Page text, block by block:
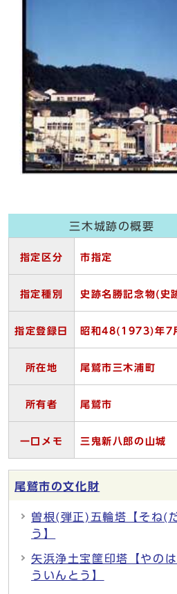
三木城跡の概要
指定区分 市指定
指定種別 史跡名勝記念物(史
指定登録日 昭和48(1973)年7
所在地 尾鷲市三木浦町
所有者 尾鷲市
一口メモ 三鬼新八郎の山城
尾鷲市の文化財
曽根(弾正)五輪塔【そね(
う】
矢浜浄土宝筐印塔【やの
ういんとう】